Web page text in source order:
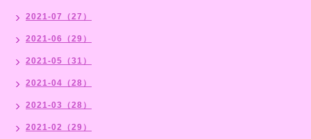
2021-07（27）
2021-06（29）
2021-05（31）
2021-04（28）
2021-03（28）
2021-02（29）